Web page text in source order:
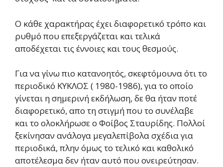
Ο κάθε χαρακτήρας έχει διαφορετικό τρόπο και
ρυθμό που επεξεργάζεται και τελικά
αποδέχεται τις έννοιες και τους θεσμούς.
Για να γίνω πιο κατανοητός, σκεφτόμουνα ότι το
περιοδικό ΚΥΚΛΟΣ ( 1980-1986), για το οποίο
γίνεται η σημερινή εκδήλωση, δε θα ήταν ποτέ
διαφορετικό, απο τη στιγμή που το συνέλαβε
και το ολοκλήρωσε ο Φοίβος Σταυρίδης. Πολλοί
ξεκίνησαν ανάλογα μεγαλεπίβολα σχέδια για
περιοδικά, πλην όμως το τελικό και καθολικό
αποτέλεσμα δεν ήταν αυτό που ονειρεύτησαν.